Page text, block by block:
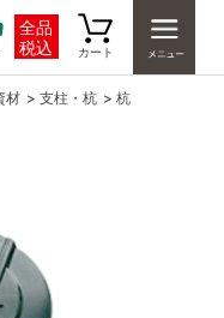
全品
税込
カート
材 > 支柱・杭 > 杭